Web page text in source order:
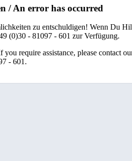
/ An error has occurred
zu entschuldigen! Wenn Du
(0)30 - 81097 - 601 zur Verfügung.
require assistance, please contact
- 601.